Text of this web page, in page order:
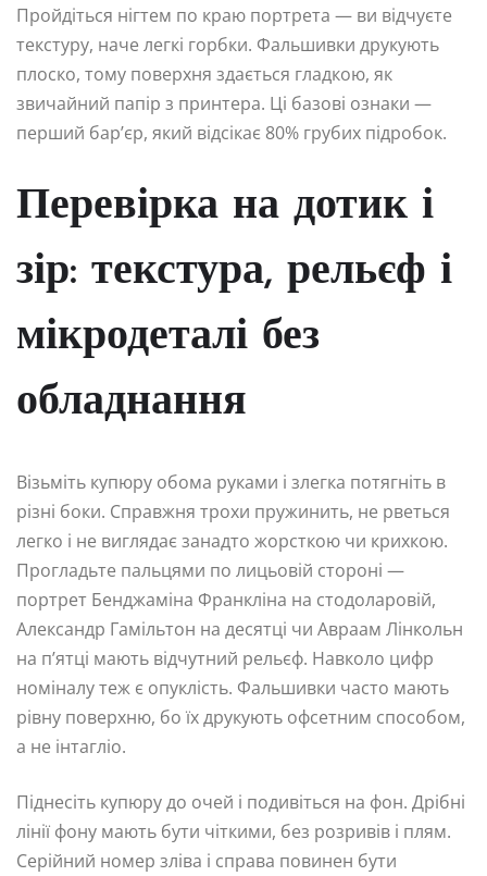
Пройдіться нігтем по краю портрета — ви відчуєте
текстуру, наче легкі горбки. Фальшивки друкують
плоско, тому поверхня здається гладкою, як
звичайний папір з принтера. Ці базові ознаки —
перший бар’єр, який відсікає 80% грубих підробок.
Перевірка на дотик і
зір: текстура, рельєф і
мікродеталі без
обладнання
Візьміть купюру обома руками і злегка потягніть в
різні боки. Справжня трохи пружинить, не рветься
легко і не виглядає занадто жорсткою чи крихкою.
Прогладьте пальцями по лицьовій стороні —
портрет Бенджаміна Франкліна на стодоларовій,
Александр Гамільтон на десятці чи Авраам Лінкольн
на п’ятці мають відчутний рельєф. Навколо цифр
номіналу теж є опуклість. Фальшивки часто мають
рівну поверхню, бо їх друкують офсетним способом,
а не інтагліо.
Піднесіть купюру до очей і подивіться на фон. Дрібні
лінії фону мають бути чіткими, без розривів і плям.
Серійний номер зліва і справа повинен бути